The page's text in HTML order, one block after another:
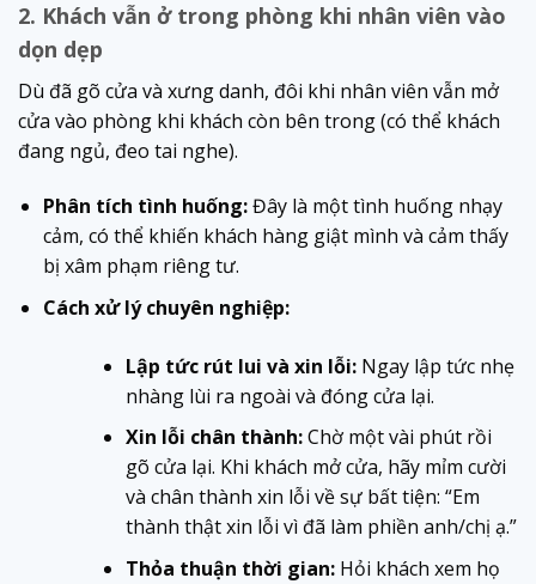
2. Khách vẫn ở trong phòng khi nhân viên vào
dọn dẹp
Dù đã gõ cửa và xưng danh, đôi khi nhân viên vẫn mở
cửa vào phòng khi khách còn bên trong (có thể khách
đang ngủ, đeo tai nghe).
Phân tích tình huống:Đây là một tình huống nhạy
cảm, có thể khiến khách hàng giật mình và cảm thấy
bị xâm phạm riêng tư.
Cách xử lý chuyên nghiệp:
Lập tức rút lui và xin lỗi:Ngay lập tức nhẹ
nhàng lùi ra ngoài và đóng cửa lại.
Xin lỗi chân thành:Chờ một vài phút rồi
gõ cửa lại. Khi khách mở cửa, hãy mỉm cười
và chân thành xin lỗi về sự bất tiện: “Em
thành thật xin lỗi vì đã làm phiền anh/chị ạ.”
Thỏa thuận thời gian:Hỏi khách xem họ